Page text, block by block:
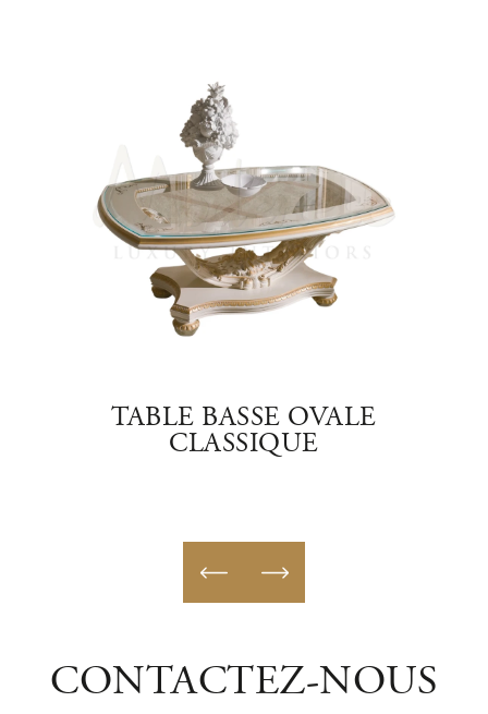
TABLE BASSE OVALE
CLASSIQUE
CONTACTEZ-NOUS